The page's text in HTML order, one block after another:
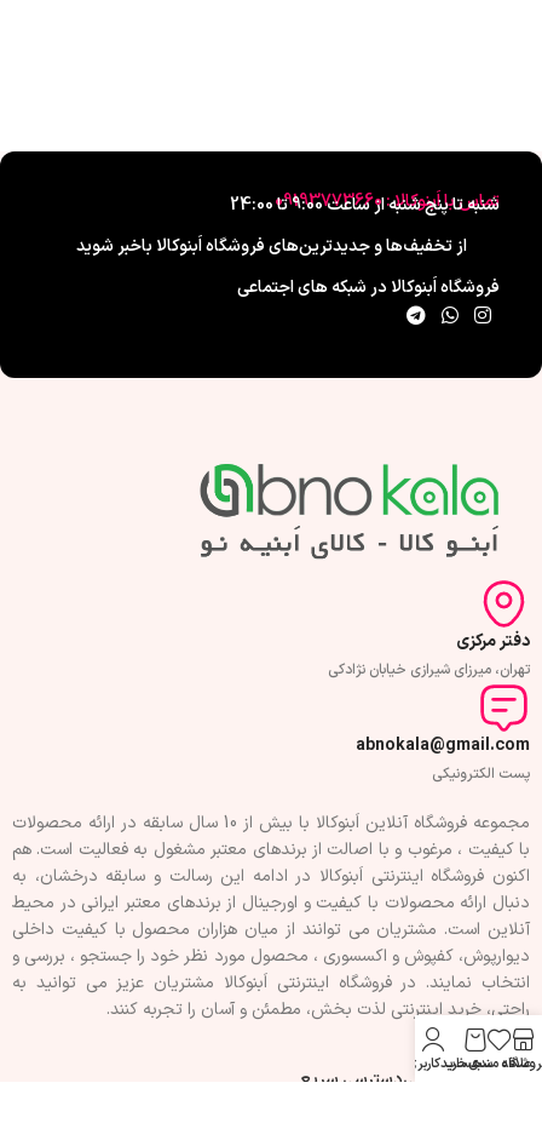
تماس با اَبنوکالا : 09193773660
شنبه تا پنج شنبه از ساعت 9:00 تا 24:00
از تخفیف‌ها و جدیدترین‌های فروشگاه اَبنوکالا باخبر شوید
فروشگاه اَبنوکالا در شبکه های اجتماعی
دفتر مرکزی
تهران، میرزای شیرازی خیابان نژادکی
abnokala@gmail.com
پست الکترونیکی
مجموعه فروشگاه آنلاین اَبنوکالا با بیش از 10 سال سابقه در ارائه محصولات
با کيفيت ، مرغوب و با اصالت از برندهای معتبر مشغول به فعاليت است. هم
اکنون فروشگاه اینترنتی اَبنوکالا در ادامه اين رسالت و سابقه درخشان، به
دنبال ارائه محصولات با کيفيت و اورجينال از برندهای معتبر ايرانی در محيط
آنلاين است. مشتريان می توانند از ميان هزاران محصول با کيفيت داخلی
دیوارپوش، کفپوش و اکسسوری ، محصول مورد نظر خود را جستجو ، بررسی و
انتخاب نمايند. در فروشگاه اینترنتی اَبنوکالا مشتريان عزیز می توانيد به
راحتی، خرید اینترنتی لذت بخش، مطمئن و آسان را تجربه کنند.
فهرست سفارشیدسترسی سریع
علاقه مندیسبد خرید
حساب کاربری من